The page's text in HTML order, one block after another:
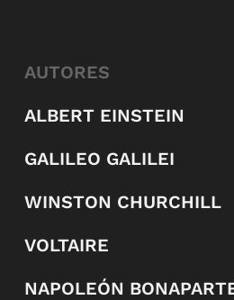
AUTORES
ALBERT EINSTEIN
GALILEO GALILEI
WINSTON CHURCHILL
VOLTAIRE
NAPOLEÓN